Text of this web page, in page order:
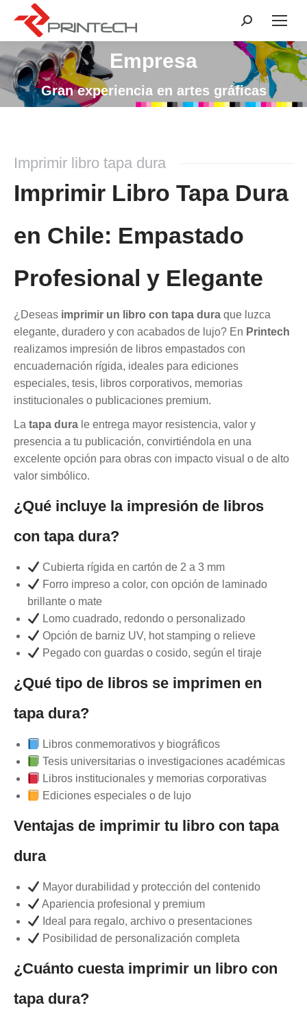
Buscar:
Empresa
Gran experiencia en artes gráficas
Estás aquí:
Imprimir libro tapa dura
Imprimir Libro Tapa Dura
en Chile: Empastado
Profesional y Elegante
¿Deseas imprimir un libro con tapa dura que luzca
elegante, duradero y con acabados de lujo? En Printech
realizamos impresión de libros empastados con
encuadernación rígida, ideales para ediciones
especiales, tesis, libros corporativos, memorias
institucionales o publicaciones premium.
La tapa dura le entrega mayor resistencia, valor y
presencia a tu publicación, convirtiéndola en una
excelente opción para obras con impacto visual o de alto
valor simbólico.
¿Qué incluye la impresión de libros
con tapa dura?
Cubierta rígida en cartón de 2 a 3 mm
Forro impreso a color, con opción de laminado
brillante o mate
Lomo cuadrado, redondo o personalizado
Opción de barniz UV, hot stamping o relieve
Pegado con guardas o cosido, según el tiraje
¿Qué tipo de libros se imprimen en
tapa dura?
Libros conmemorativos y biográficos
Tesis universitarias o investigaciones académicas
Libros institucionales y memorias corporativas
Ediciones especiales o de lujo
Ventajas de imprimir tu libro con tapa
dura
Mayor durabilidad y protección del contenido
Apariencia profesional y premium
Ideal para regalo, archivo o presentaciones
Posibilidad de personalización completa
¿Cuánto cuesta imprimir un libro con
tapa dura?